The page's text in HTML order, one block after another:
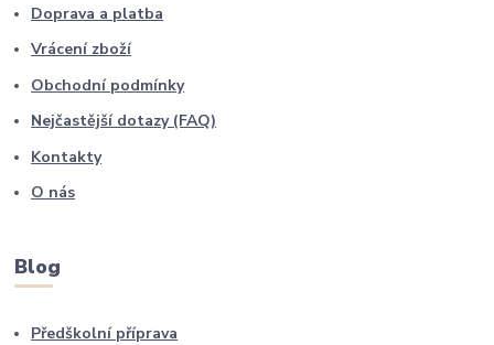
Doprava a platba
Vrácení zboží
Obchodní podmínky
Nejčastější dotazy (FAQ)
Kontakty
O nás
Blog
Předškolní příprava